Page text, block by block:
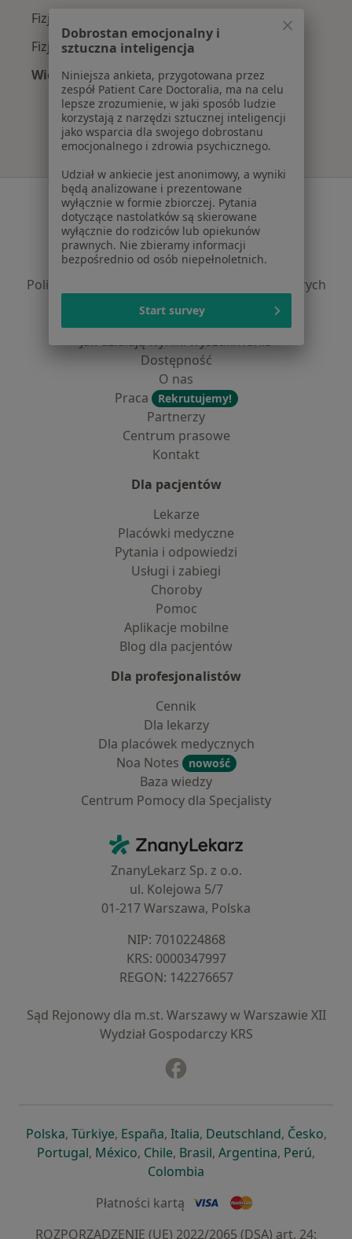
Fizjoterapeuci z Enel-med w Mysłowicach
Fizjoterapeuci z LUX MED w Mysłowicach
Więcej (5)
Więcej w kategorii: Najpopularniejsze
Serwis
Regulamin
Polityka prywatności pacjentów
Polityka prywatności profesjonalistów
Polityka prywatności dla profesjonalistów, których
dane pozyskaliśmy samodzielnie
Polityka cookies
Jak działają wyniki wyszukiwania
Dostępność
O nas
Praca
Rekrutujemy!
Partnerzy
Centrum prasowe
Kontakt
Dla pacjentów
Lekarze
Placówki medyczne
Pytania i odpowiedzi
Usługi i zabiegi
Choroby
Pomoc
Aplikacje mobilne
Blog dla pacjentów
Dla profesjonalistów
Cennik
Dla lekarzy
Dla placówek medycznych
Noa Notes
nowość
Baza wiedzy
Centrum Pomocy dla Specjalisty
ZnanyLekarz - Strona główna
ZnanyLekarz Sp. z o.o.
ul. Kolejowa 5/7
01-217 Warszawa, Polska
NIP: ⁠7010224868
KRS: ⁠0000347997
REGON: ⁠142276657
Sąd Rejonowy dla m.st. Warszawy w Warszawie XII
Wydział Gospodarczy KRS
Polskaotwiera się w nowej karcie
, Türkiyeotwiera się w nowej karcie
, Españaotwiera się w nowej karcie
, Italiaotwiera się w nowej
, Deutschlandotwiera się
, Česko,
Portugalotwiera się w nowej karcie
, Méxicootwiera się w nowej karcie
, Chileotwiera się w nowej karcie
, Brasilotwiera się w nowej
, Argentinaotwiera się
, Perú,
Colombia
Płatności kartą
ROZPORZĄDZENIE (UE) 2022/2065 (DSA) art. 24:
Dobrostan emocjonalny i
sztuczna inteligencja
Niniejsza ankieta, przygotowana przez
zespół Patient Care Doctoralia, ma na celu
lepsze zrozumienie, w jaki sposób ludzie
korzystają z narzędzi sztucznej inteligencji
jako wsparcia dla swojego dobrostanu
emocjonalnego i zdrowia psychicznego.
Udział w ankiecie jest anonimowy, a wyniki
będą analizowane i prezentowane
wyłącznie w formie zbiorczej. Pytania
dotyczące nastolatków są skierowane
wyłącznie do rodziców lub opiekunów
prawnych. Nie zbieramy informacji
bezpośrednio od osób niepełnoletnich.
Start survey